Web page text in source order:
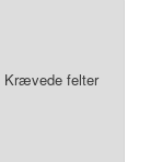
Krævede felter